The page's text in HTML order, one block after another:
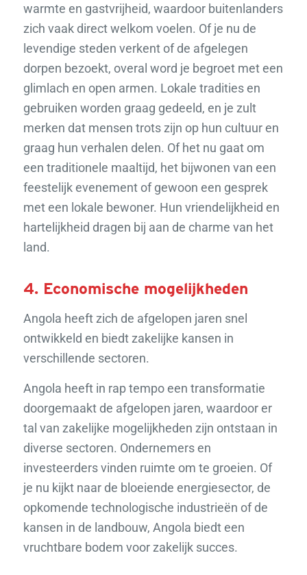
warmte en gastvrijheid, waardoor buitenlanders
zich vaak direct welkom voelen. Of je nu de
levendige steden verkent of de afgelegen
dorpen bezoekt, overal word je begroet met een
glimlach en open armen. Lokale tradities en
gebruiken worden graag gedeeld, en je zult
merken dat mensen trots zijn op hun cultuur en
graag hun verhalen delen. Of het nu gaat om
een traditionele maaltijd, het bijwonen van een
feestelijk evenement of gewoon een gesprek
met een lokale bewoner. Hun vriendelijkheid en
hartelijkheid dragen bij aan de charme van het
land.
4. Economische mogelijkheden
Angola heeft zich de afgelopen jaren snel
ontwikkeld en biedt zakelijke kansen in
verschillende sectoren.
Angola heeft in rap tempo een transformatie
doorgemaakt de afgelopen jaren, waardoor er
tal van zakelijke mogelijkheden zijn ontstaan in
diverse sectoren. Ondernemers en
investeerders vinden ruimte om te groeien. Of
je nu kijkt naar de bloeiende energiesector, de
opkomende technologische industrieën of de
kansen in de landbouw, Angola biedt een
vruchtbare bodem voor zakelijk succes.